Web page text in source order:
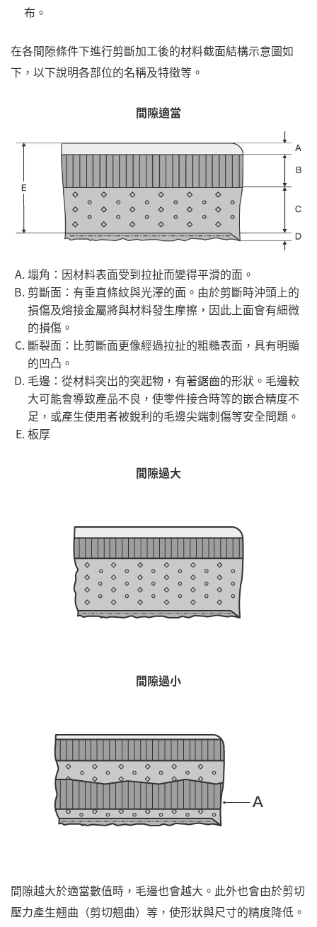
布。
在各間隙條件下進行剪斷加工後的材料截面結構示意圖如
下，以下說明各部位的名稱及特徵等。
間隙適當
塌角：因材料表面受到拉扯而變得平滑的面。
剪斷面：有垂直條紋與光澤的面。由於剪斷時沖頭上的
損傷及熔接金屬將與材料發生摩擦，因此上面會有細微
的損傷。
斷裂面：比剪斷面更像經過拉扯的粗糙表面，具有明顯
的凹凸。
毛邊：從材料突出的突起物，有著鋸齒的形狀。毛邊較
大可能會導致產品不良，使零件接合時等的嵌合精度不
足，或產生使用者被銳利的毛邊尖端刺傷等安全問題。
板厚
間隙過大
間隙過小
間隙越大於適當數值時，毛邊也會越大。此外也會由於剪切
壓力產生翹曲（剪切翹曲）等，使形狀與尺寸的精度降低。